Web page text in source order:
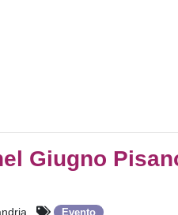
Giugno
Evento